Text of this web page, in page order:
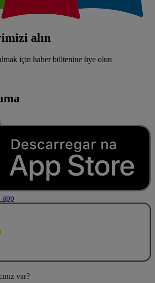
alın
almak için haber bültenine üye olun
app
var?